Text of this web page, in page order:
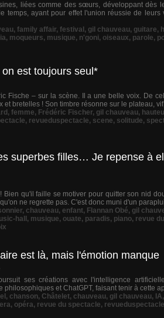
liées comme des sœurs, développant dès
temps, ayant pour effet l'union réussie de
, family affair, festival , gil chauveau, guitare,
, moqueurs, musique, n'goni, oiseaux, parole,
est toujours seul*
Fische – sur la scène. Il a une belle voix. De
et bretelles ! Son timbre résonne sur le plateau,
, femme, Frédéric Fischer, gil chauveau,
, revueduspectacle, scene, solitude,
superbes filles… Je repense à
Bien qu'il faille se motiver pour quitter son nid
ne regrette pas. C'est donc muni d'un
, chauveau, enfant, Flannan Obé, gil
hall , musique, ouate, paradis, piano, revue
est là, mais l'émotion manque
ses créations avec l'intelligence
et ChatGPT, faisant tenir à cette
, chanson, Châtelet, chauveau, gil chauveau, IA,
, opéra, revue du spectacle, revueduspectacle